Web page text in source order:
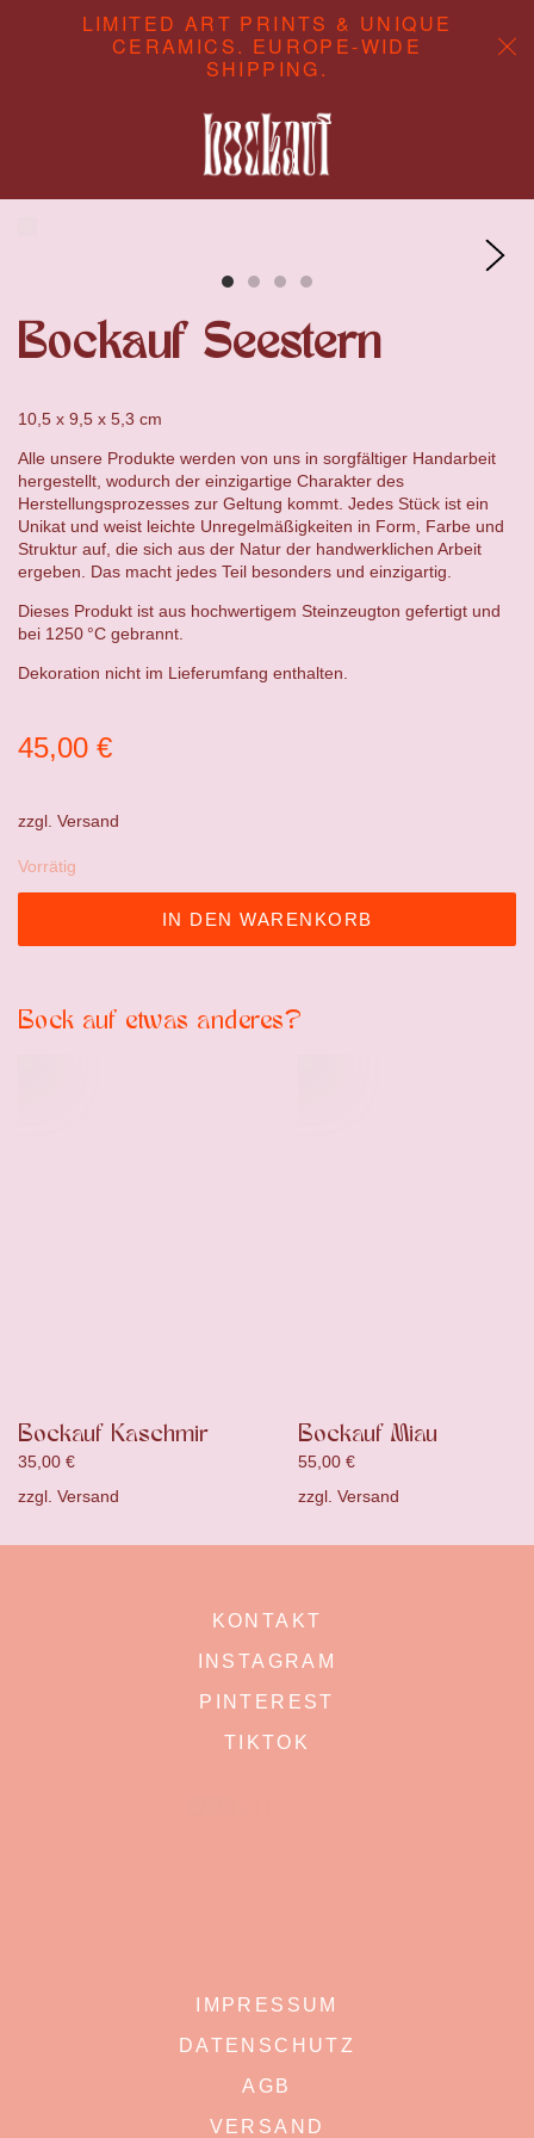
LIMITED ART PRINTS & UNIQUE
CERAMICS. EUROPE-WIDE
SHIPPING.
CONTENT STUDIO
Bockauf Seestern
zzgl. Versand
45,00 €
Vorrätig
IN DEN WARENKORB
10,5 x 9,5 x 5,3 cm
Alle unsere Produkte werden von uns in sorgfältiger Handarbeit
hergestellt, wodurch der einzigartige Charakter des
Herstellungsprozesses zur Geltung kommt. Jedes Stück ist ein
Unikat und weist leichte Unregelmäßigkeiten in Form, Farbe und
Struktur auf, die sich aus der Natur der handwerklichen Arbeit
ergeben. Das macht jedes Teil besonders und einzigartig.
Dieses Produkt ist aus hochwertigem Steinzeugton gefertigt und
bei 1250 °C gebrannt.
Dekoration nicht im Lieferumfang enthalten.
Bock auf etwas anderes?
Bockauf Kaschmir
35,00 €
zzgl. Versand
Bockauf Miau
55,00 €
zzgl. Versand
KONTAKT
INSTAGRAM
PINTEREST
TIKTOK
IMPRESSUM
DATENSCHUTZ
AGB
VERSAND